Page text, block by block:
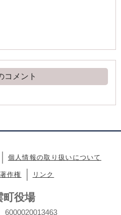
コメント
個人情報の取り扱いについて
作権 リンク
町役場